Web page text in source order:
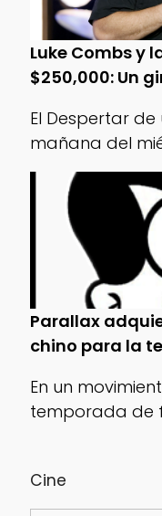
Cine
Luke Combs y
$250,000: Un
El Despertar
mañana del
Parallax
chino para la
En un
temporada de